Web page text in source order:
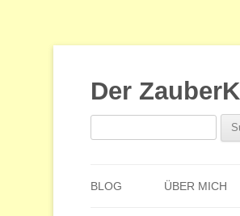
Der
Suchen
nach:
BLOG ÜBER MICH